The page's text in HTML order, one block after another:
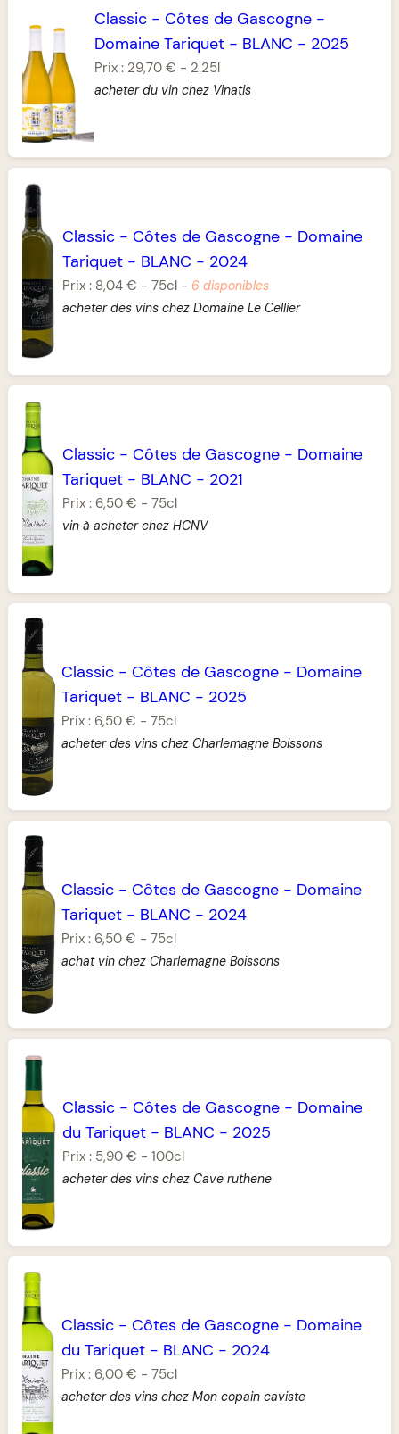
Classic- Côtes de Gascogne-
Domaine Tariquet- BLANC - 2025
Prix : 29,70 € - 2.25l
acheter du vin chez Vinatis
Classic- Côtes de Gascogne- Domaine
Tariquet- BLANC - 2024
Prix : 8,04 € - 75cl- 6 disponibles
acheter des vins chez Domaine Le Cellier
Classic- Côtes de Gascogne- Domaine
Tariquet- BLANC - 2021
Prix : 6,50 € - 75cl
vin à acheter chez HCNV
Classic - Côtes de Gascogne - Domaine
Tariquet - BLANC - 2025
Prix : 6,50 € -75cl
acheter des vins chez Charlemagne Boissons
Classic - Côtes de Gascogne - Domaine
Tariquet - BLANC - 2024
Prix : 6,50 € -75cl
achat vin chez Charlemagne Boissons
Classic- Côtes de Gascogne- Domaine
du Tariquet- BLANC - 2025
Prix : 5,90 € - 100cl
acheter des vins chez Cave ruthene
Classic- Côtes de Gascogne- Domaine
du Tariquet- BLANC - 2024
Prix : 6,00 € - 75cl
acheter des vins chez Mon copain caviste